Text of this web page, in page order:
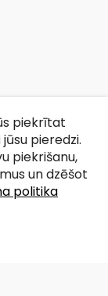
piekrītat
pieredzi.
piekrišanu,
un dzēšot
politika